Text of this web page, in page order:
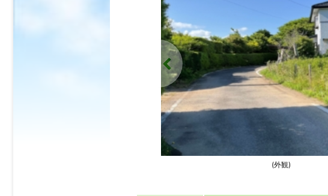
(外観)